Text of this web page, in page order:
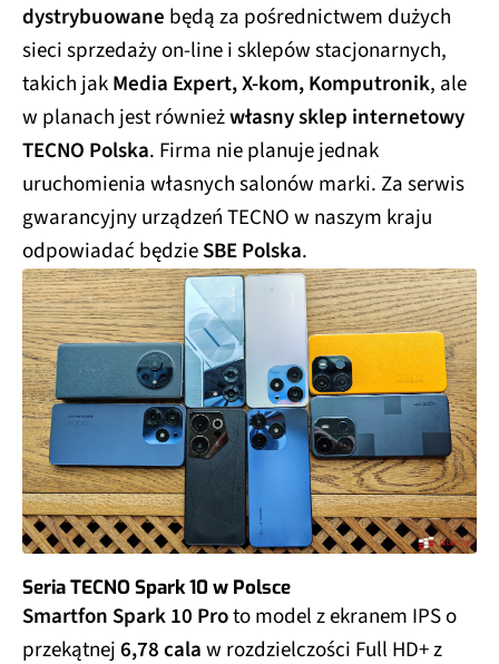
dystrybuowane będą za pośrednictwem dużych
sieci sprzedaży on-line i sklepów stacjonarnych,
takich jakMedia Expert, X-kom, Komputronik, ale
w planach jest równieżwłasny sklep internetowy
TECNO Polska. Firma nie planuje jednak
uruchomienia własnych salonów marki. Za serwis
gwarancyjny urządzeń TECNO w naszym kraju
odpowiadać będzieSBE Polska.
Seria TECNO Spark 10 w Polsce
Smartfon Spark 10 Proto model z ekranem IPS o
przekątnej6,78 calaw rozdzielczości Full HD+ z